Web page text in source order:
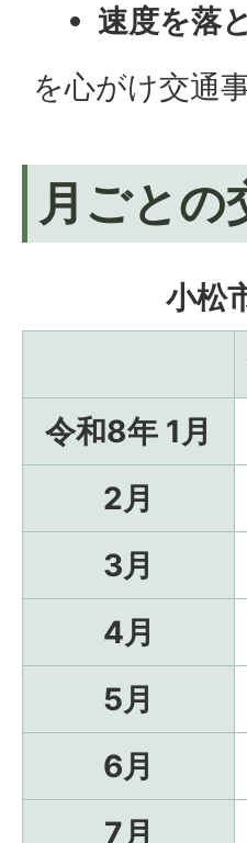
速度を落
を心がけ交通
月ごとの
小松
令和8年 1月
2月
3月
4月
5月
6月
7月